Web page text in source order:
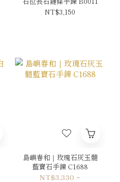
NT$3,150
島嶼春和｜玫瑰石灰玉髓
藍寶石手鍊 C1688
NT$3,330 ~